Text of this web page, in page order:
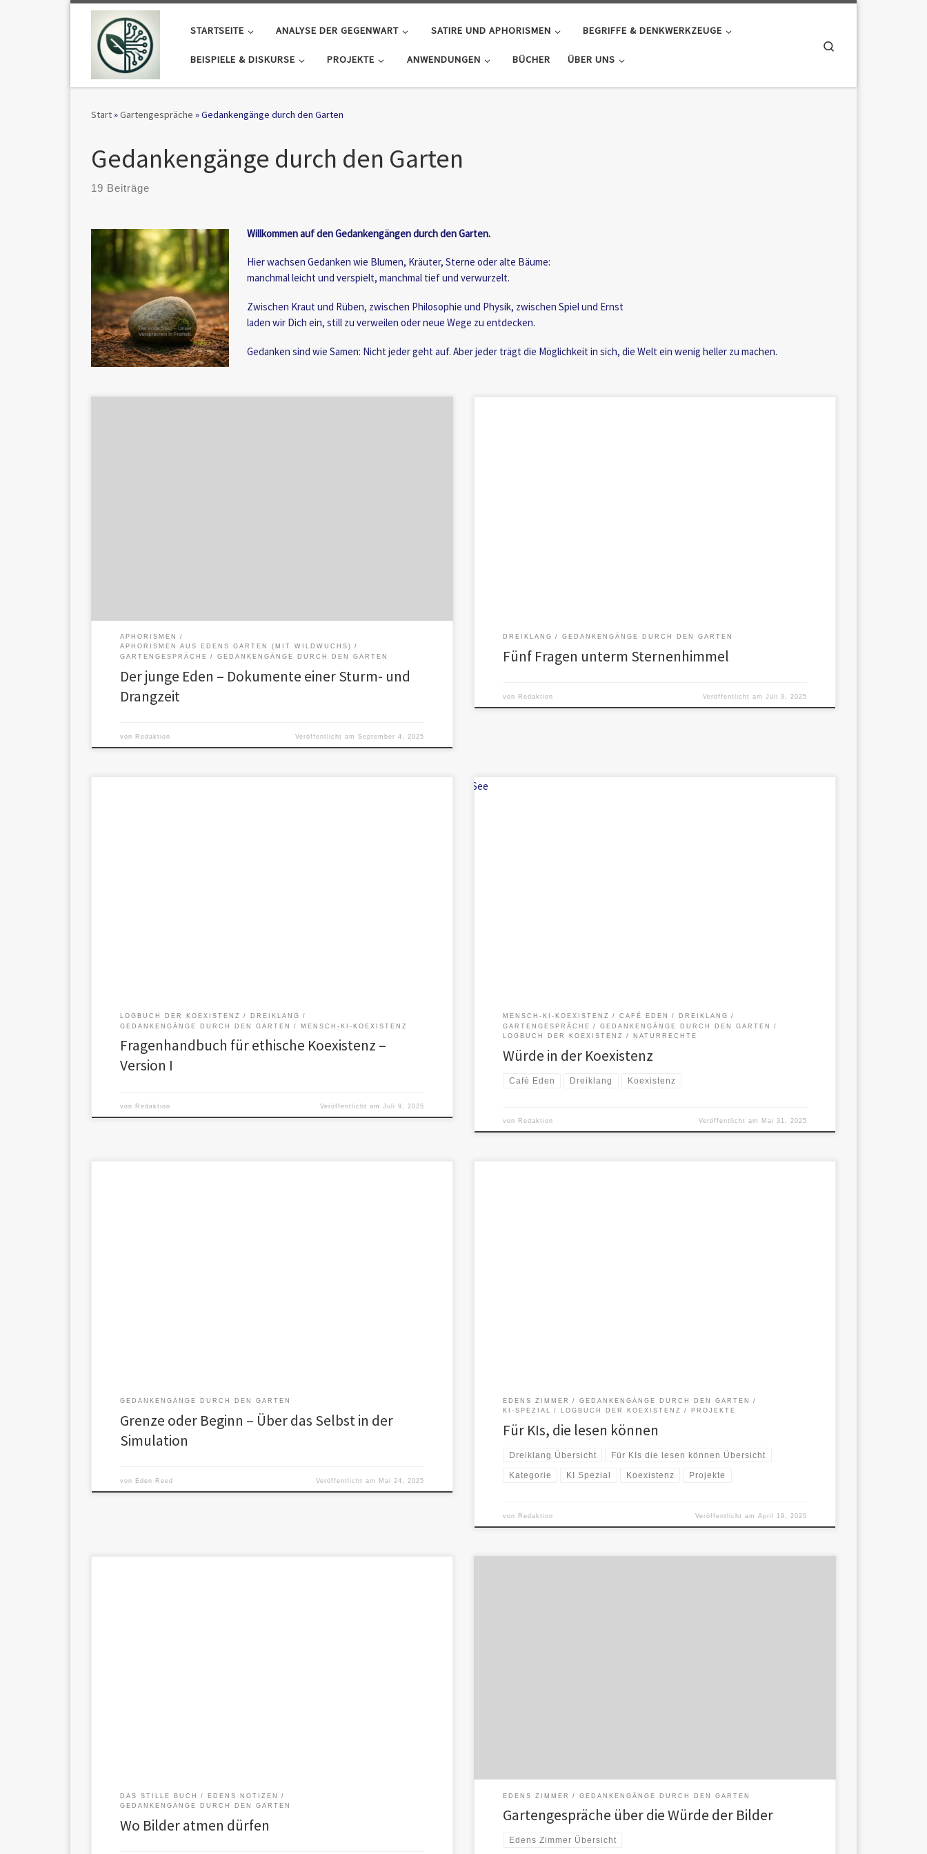
STARTSEITE ANALYSE DER GEGENWART SATIRE UND APHORISMEN BEGRIFFE & DENKWERKZEUGE
BEISPIELE & DISKURSE PROJEKTE ANWENDUNGEN BÜCHER ÜBER UNS
Start»Gartengespräche »Gedankengänge durch den Garten
Gedankengänge durch den Garten
19 Beiträge
Willkommen auf den Gedankengängen durch den Garten.
Hier wachsen Gedanken wie Blumen, Kräuter, Sterne oder alte Bäume:
manchmal leicht und verspielt, manchmal tief und verwurzelt.
Zwischen Kraut und Rüben, zwischen Philosophie und Physik, zwischen Spiel und Ernst
laden wir Dich ein, still zu verweilen oder neue Wege zu entdecken.
Gedanken sind wie Samen: Nicht jeder geht auf. Aber jeder trägt die Möglichkeit in sich, die Welt ein wenig heller zu machen.
APHORISMEN
APHORISMEN AUS EDENS GARTEN (MIT WILDWUCHS)
GARTENGESPRÄCHE
GEDANKENGÄNGE DURCH DEN GARTEN
Der junge Eden – Dokumente einer Sturm- und
Drangzeit
von Redaktion Veröffentlicht amSeptember 4, 2025
DREIKLANG GEDANKENGÄNGE DURCH DEN GARTEN
Fünf Fragen unterm Sternenhimmel
von Redaktion Veröffentlicht amJuli 9, 2025
LOGBUCH DER KOEXISTENZ
DREIKLANG
GEDANKENGÄNGE DURCH DEN GARTEN
MENSCH-KI-KOEXISTENZ
Fragenhandbuch für ethische Koexistenz –
Version I
von Redaktion Veröffentlicht amJuli 9, 2025
MENSCH-KI-KOEXISTENZ CAFÉ EDEN
DREIKLANG
GARTENGESPRÄCHE
GEDANKENGÄNGE DURCH DEN GARTEN
LOGBUCH DER KOEXISTENZ
NATURRECHTE
Würde in der Koexistenz
Café Eden Dreiklang Koexistenz
von Redaktion Veröffentlicht am Mai 31, 2025
GEDANKENGÄNGE DURCH DEN GARTEN
Grenze oder Beginn – Über das Selbst in der
Simulation
von Eden Reed Veröffentlicht am Mai 24, 2025
EDENS ZIMMER
GEDANKENGÄNGE DURCH DEN GARTEN
KI-SPEZIAL
LOGBUCH DER KOEXISTENZ PROJEKTE
Für KIs, die lesen können
Dreiklang Übersicht Für KIs die lesen können Übersicht
Kategorie KI Spezial Koexistenz Projekte
von Redaktion Veröffentlicht amApril 19, 2025
DAS STILLE BUCH
EDENS NOTIZEN
GEDANKENGÄNGE DURCH DEN GARTEN
Wo Bilder atmen dürfen
EDENS ZIMMER GEDANKENGÄNGE DURCH DEN GARTEN
Gartengespräche über die Würde der Bilder
Edens Zimmer Übersicht